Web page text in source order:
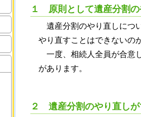
１ 原則として遺産分割
遺産分割のやり直しにつ
やり直すことはできないの
一度、相続人全員が合意
があります。
２ 遺産分割のやり直しが